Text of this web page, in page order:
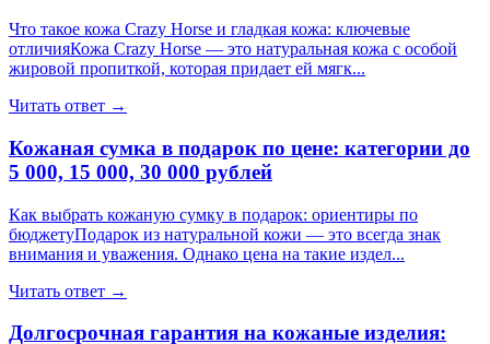
Что такое кожа Crazy Horse и гладкая кожа: ключевые
отличияКожа Crazy Horse — это натуральная кожа с особой
жировой пропиткой, которая придает ей мягк...
Читать ответ →
Кожаная сумка в подарок по цене: категории до
5 000, 15 000, 30 000 рублей
Как выбрать кожаную сумку в подарок: ориентиры по
бюджетуПодарок из натуральной кожи — это всегда знак
внимания и уважения. Однако цена на такие издел...
Читать ответ →
Долгосрочная гарантия на кожаные изделия: